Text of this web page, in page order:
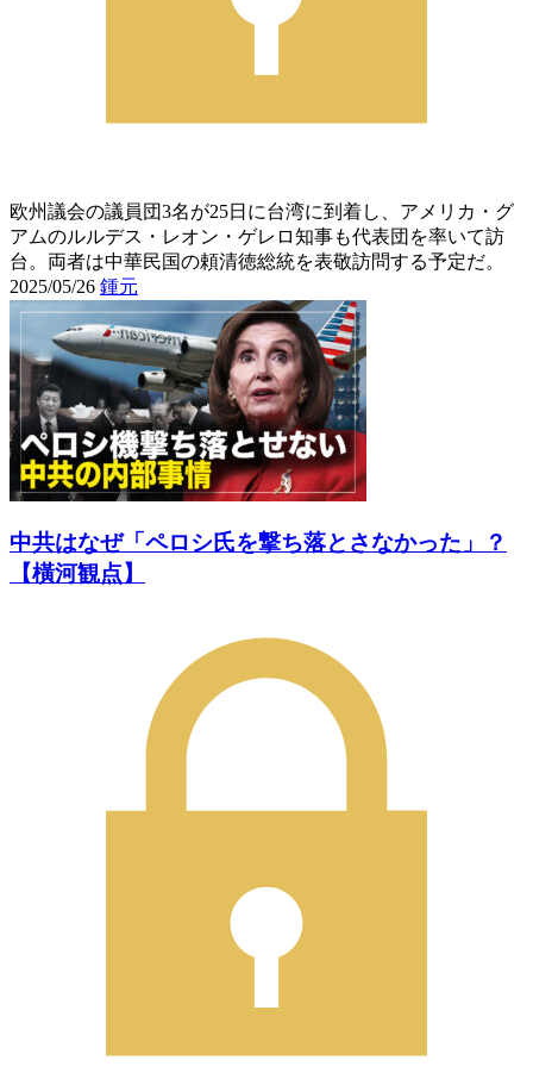
欧州議会の議員団3名が25日に台湾に到着し、アメリカ・グ
アムのルルデス・レオン・ゲレロ知事も代表団を率いて訪
台。両者は中華民国の頼清徳総統を表敬訪問する予定だ。
2025/05/26 鍾元
中共はなぜ「ペロシ氏を撃ち落とさなかった」？
【橫河観点】